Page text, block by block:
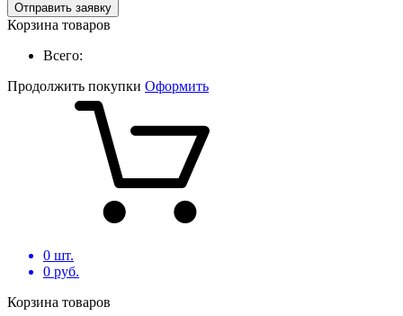
Отправить заявку
Корзина товаров
Всего:
Продолжить покупки Оформить
0 шт.
0 руб.
Корзина товаров